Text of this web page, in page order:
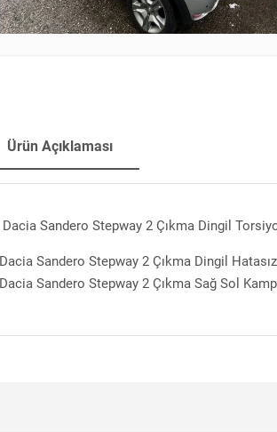
Ürün Açıklaması
Dacia Sandero Stepway 2 Çıkma Dingil
Dacia Sandero Stepway 2 Çıkma Dingil Hatasız
Dacia Sandero Stepway 2 Çıkma Sağ Sol